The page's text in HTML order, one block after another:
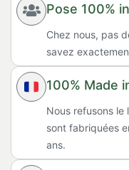
Pose 100%
Chez nous, pas
savez
100% Made
Nous refusons le
sont fabriquées
ans.